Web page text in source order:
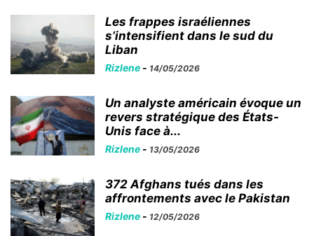
Les frappes israéliennes
s’intensifient dans le sud du
Liban
Rizlene - 14/05/2026
Un analyste américain évoque un
revers stratégique des États-
Unis face à...
Rizlene - 13/05/2026
372 Afghans tués dans les
affrontements avec le Pakistan
Rizlene - 12/05/2026